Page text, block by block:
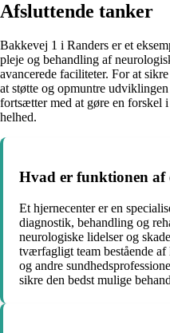
Afsluttende tanker
Bakkevej 1 i Randers er et
pleje og behandling af
avancerede faciliteter. For at
at støtte og opmuntre
fortsætter med at gøre en forskel
helhed.
Hvad er funktionen af
Et hjernecenter er en
diagnostik, behandling og
neurologiske lidelser og
tværfagligt team bestående
og andre
sikre den bedst mulige